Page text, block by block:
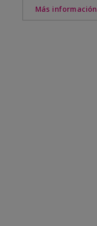
Más información